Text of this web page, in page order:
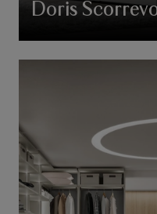
Doris